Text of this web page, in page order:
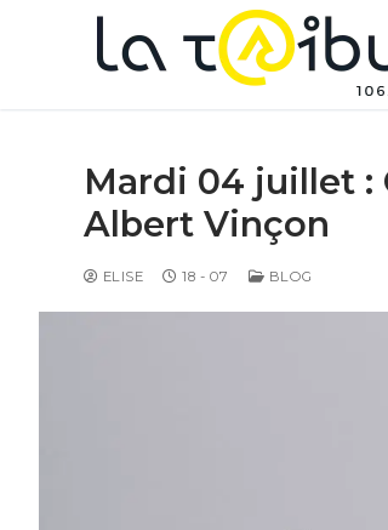
Mardi 04 juillet :
Albert Vinçon
ELISE 18 - 07 BLOG